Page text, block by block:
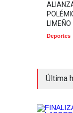
LIMEÑO
Deportes
Última